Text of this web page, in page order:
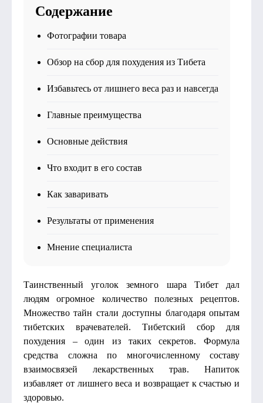
Содержание
Фотографии товара
Обзор на сбор для похудения из Тибета
Избавьтесь от лишнего веса раз и навсегда
Главные преимущества
Основные действия
Что входит в его состав
Как заваривать
Результаты от применения
Мнение специалиста
Таинственный уголок земного шара Тибет дал
людям огромное количество полезных рецептов.
Множество тайн стали доступны благодаря опытам
тибетских врачевателей. Тибетский сбор для
похудения – один из таких секретов. Формула
средства сложна по многочисленному составу
взаимосвязей лекарственных трав. Напиток
избавляет от лишнего веса и возвращает к счастью и
здоровью.